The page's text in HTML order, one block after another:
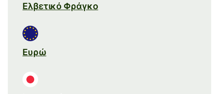
Ελβετικό Φράγκο
Ευρώ